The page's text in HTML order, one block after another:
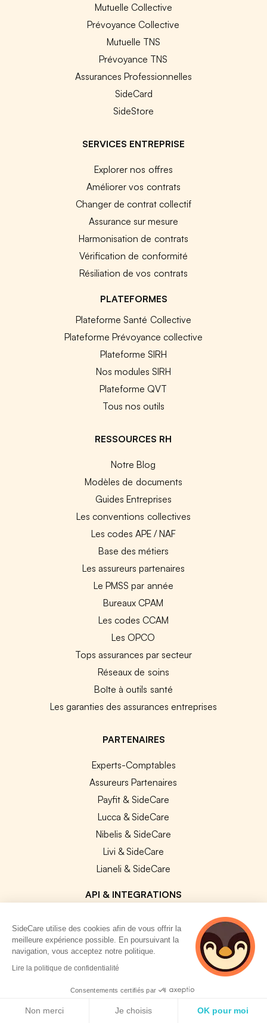
Mutuelle Collective
Prévoyance Collective
Mutuelle TNS
Prévoyance TNS
Assurances Professionnelles
SideCard
SideStore
SERVICES ENTREPRISE
Explorer nos offres
Améliorer vos contrats
Changer de contrat collectif
Assurance sur mesure
Harmonisation de contrats
Vérification de conformité
Résiliation de vos contrats
PLATEFORMES
Plateforme Santé Collective
Plateforme Prévoyance collective
Plateforme SIRH
Nos modules SIRH
Plateforme QVT
Tous nos outils
RESSOURCES RH
Notre Blog
Modèles de documents
Guides Entreprises
Les conventions collectives
Les codes APE / NAF
Base des métiers
Les assureurs partenaires
Le PMSS par année
Bureaux CPAM
Les codes CCAM
Les OPCO
Tops assurances par secteur
Réseaux de soins
Boîte à outils santé
Les garanties des assurances entreprises
PARTENAIRES
Experts-Comptables
Assureurs Partenaires
Payfit & SideCare
Lucca & SideCare
Nibelis & SideCare
Livi & SideCare
Lianeli & SideCare
API & INTEGRATIONS
Les SIRH / Systèmes de paie connectés
A PROPOS
Se connecter
Centre d'aide
SideCare utilise des cookies afin de vous offrir la
meilleure expérience possible. En poursuivant la
navigation, vous acceptez notre politique.
Lire la politique de confidentialité
Consentements certifiés par
Non merci Je choisis OK pour moi
2 personnes
consultent
actuellement cette